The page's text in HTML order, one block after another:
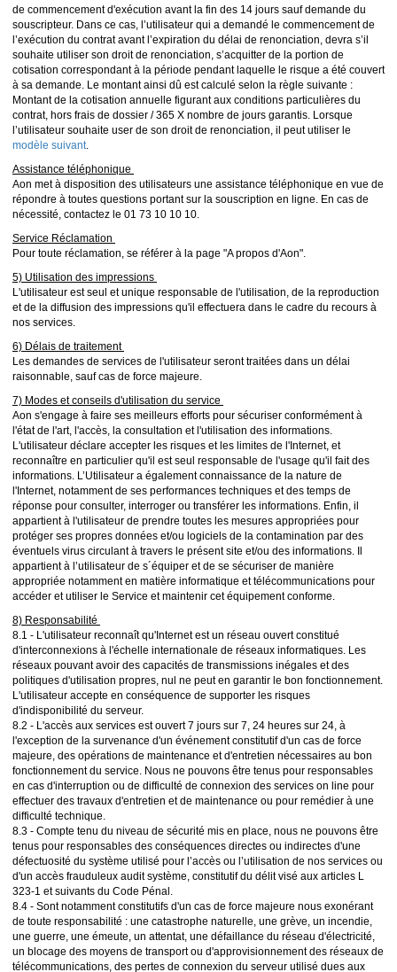
de commencement d'exécution avant la fin des 14 jours sauf demande du
souscripteur. Dans ce cas, l’utilisateur qui a demandé le commencement de
l’exécution du contrat avant l’expiration du délai de renonciation, devra s’il
souhaite utiliser son droit de renonciation, s’acquitter de la portion de
cotisation correspondant à la période pendant laquelle le risque a été couvert
à sa demande. Le montant ainsi dû est calculé selon la règle suivante :
Montant de la cotisation annuelle figurant aux conditions particulières du
contrat, hors frais de dossier / 365 X nombre de jours garantis. Lorsque
l’utilisateur souhaite user de son droit de renonciation, il peut utiliser le
modèle suivant.
Assistance téléphonique
Aon met à disposition des utilisateurs une assistance téléphonique en vue de
répondre à toutes questions portant sur la souscription en ligne. En cas de
nécessité, contactez le 01 73 10 10 10.
Service Réclamation
Pour toute réclamation, se référer à la page "A propos d'Aon".
5) Utilisation des impressions
L'utilisateur est seul et unique responsable de l'utilisation, de la reproduction
et de la diffusion des impressions qu'il effectuera dans le cadre du recours à
nos services.
6) Délais de traitement
Les demandes de services de l'utilisateur seront traitées dans un délai
raisonnable, sauf cas de force majeure.
7) Modes et conseils d'utilisation du service
Aon s'engage à faire ses meilleurs efforts pour sécuriser conformément à
l'état de l'art, l'accès, la consultation et l'utilisation des informations.
L'utilisateur déclare accepter les risques et les limites de l'Internet, et
reconnaître en particulier qu'il est seul responsable de l'usage qu'il fait des
informations. L’Utilisateur a également connaissance de la nature de
l'Internet, notamment de ses performances techniques et des temps de
réponse pour consulter, interroger ou transférer les informations. Enfin, il
appartient à l'utilisateur de prendre toutes les mesures appropriées pour
protéger ses propres données et/ou logiciels de la contamination par des
éventuels virus circulant à travers le présent site et/ou des informations. Il
appartient à l’utilisateur de s´équiper et de se sécuriser de manière
appropriée notamment en matière informatique et télécommunications pour
accéder et utiliser le Service et maintenir cet équipement conforme.
8) Responsabilité
8.1 - L'utilisateur reconnaît qu'Internet est un réseau ouvert constitué
d'interconnexions à l'échelle internationale de réseaux informatiques. Les
réseaux pouvant avoir des capacités de transmissions inégales et des
politiques d'utilisation propres, nul ne peut en garantir le bon fonctionnement.
L'utilisateur accepte en conséquence de supporter les risques
d'indisponibilité du serveur.
8.2 - L'accès aux services est ouvert 7 jours sur 7, 24 heures sur 24, à
l'exception de la survenance d'un événement constitutif d'un cas de force
majeure, des opérations de maintenance et d'entretien nécessaires au bon
fonctionnement du service. Nous ne pouvons être tenus pour responsables
en cas d'interruption ou de difficulté de connexion des services on line pour
effectuer des travaux d'entretien et de maintenance ou pour remédier à une
difficulté technique.
8.3 - Compte tenu du niveau de sécurité mis en place, nous ne pouvons être
tenus pour responsables des conséquences directes ou indirectes d'une
défectuosité du système utilisé pour l’accès ou l’utilisation de nos services ou
d'un accès frauduleux audit système, constitutif du délit visé aux articles L
323-1 et suivants du Code Pénal.
8.4 - Sont notamment constitutifs d'un cas de force majeure nous exonérant
de toute responsabilité : une catastrophe naturelle, une grève, un incendie,
une guerre, une émeute, un attentat, une défaillance du réseau d'électricité,
un blocage des moyens de transport ou d'approvisionnement des réseaux de
télécommunications, des pertes de connexion du serveur utilisé dues aux